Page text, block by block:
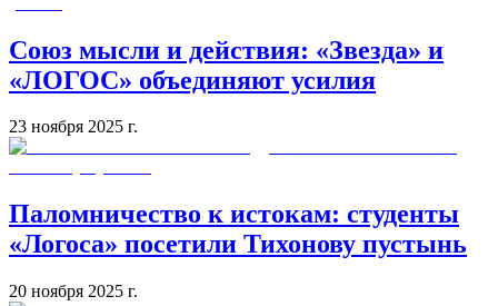
Союз мысли и действия: «Звезда» и
«ЛОГОС» объединяют усилия
23 ноября 2025 г.
Паломничество к истокам: студенты
«Логоса» посетили Тихонову пустынь
20 ноября 2025 г.